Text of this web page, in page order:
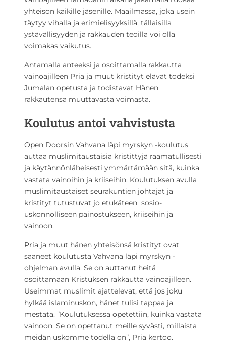
yhteisön kaikille jäsenille. Maailmassa, joka usein
täytyy vihalla ja erimielisyyksillä, tällaisilla
ystävällisyyden ja rakkauden teoilla voi olla
voimakas vaikutus.
Antamalla anteeksi ja osoittamalla rakkautta
vainoajilleen Pria ja muut kristityt elävät todeksi
Jumalan opetusta ja todistavat Hänen
rakkautensa muuttavasta voimasta.
Koulutus antoi vahvistusta
Open Doorsin Vahvana läpi myrskyn -koulutus
auttaa muslimitaustaisia kristittyjä raamatullisesti
ja käytännönläheisesti ymmärtämään sitä, kuinka
vastata vainoihin ja kriiseihin. Koulutuksen avulla
muslimitaustaiset seurakuntien johtajat ja
kristityt tutustuvat jo etukäteen sosio-
uskonnolliseen painostukseen, kriiseihin ja
vainoon.
Pria ja muut hänen yhteisönsä kristityt ovat
saaneet koulutusta Vahvana läpi myrskyn -
ohjelman avulla. Se on auttanut heitä
osoittamaan Kristuksen rakkautta vainoajilleen.
Useimmat muslimit ajattelevat, että jos joku
hylkää islaminuskon, hänet tulisi tappaa ja
mestata. ”Koulutuksessa opetettiin, kuinka vastata
vainoon. Se on opettanut meille syvästi, millaista
meidän uskomme todella on”, Pria kertoo.